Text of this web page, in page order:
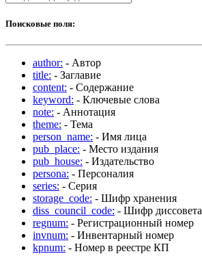
Поисковые поля:
author: - Автор
title: - Заглавие
content: - Содержание
keyword: - Ключевые слова
note: - Аннотация
theme: - Тема
person_name: - Имя лица
pub_place: - Место издания
pub_house: - Издательство
persona: - Персоналия
series: - Серия
storage_code: - Шифр хранения
diss_council_code: - Шифр диссовета
regnum: - Регистрационный номер
invnum: - Инвентарный номер
kpnum: - Номер в реестре КП